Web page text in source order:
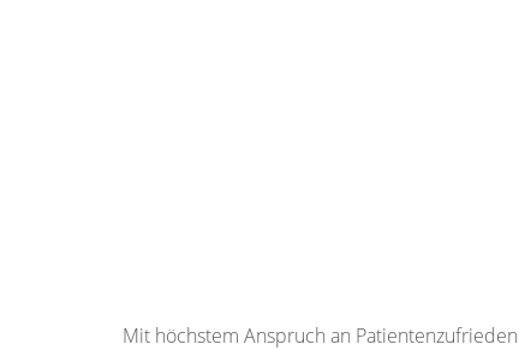
Mit höchstem Anspruch an